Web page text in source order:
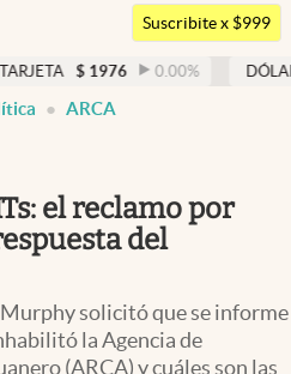
Argentina
Uruguay
Suscribite x $999
0.00 % DÓLAR MEP
ARCA
el reclamo por
del
solicitó que se informe
la Agencia de
(ARCA) y cuáles son las